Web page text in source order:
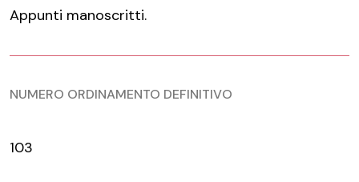
Appunti manoscritti.
NUMERO ORDINAMENTO DEFINITIVO
103